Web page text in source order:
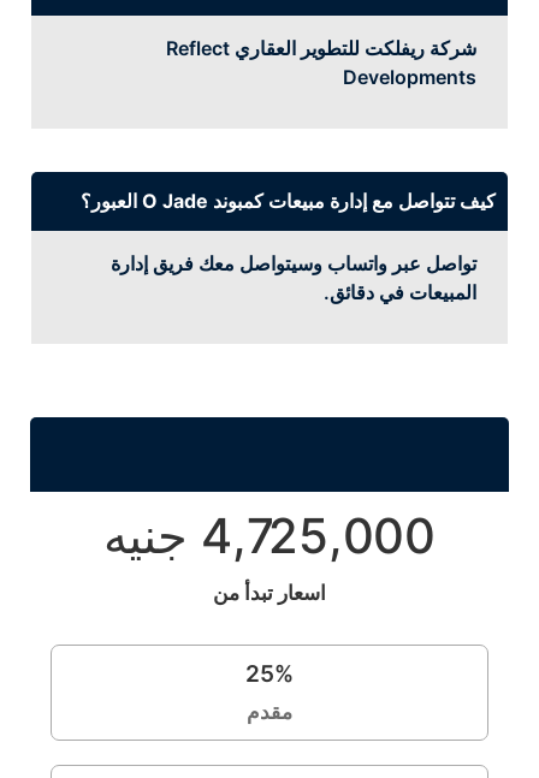
شركة ريفلكت للتطوير العقاري Reflect
Developments
كيف تتواصل مع إدارة مبيعات كمبوند O Jade العبور؟
تواصل عبر واتساب وسيتواصل معك فريق إدارة
المبيعات في دقائق.
4,725,000 جنيه
اسعار تبدأ من
25%
مقدم